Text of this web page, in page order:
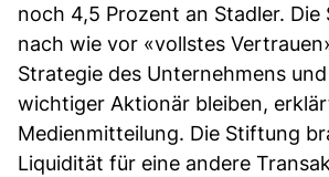
noch 4,5 Prozent an Stadler.
nach wie vor «vollstes
Strategie des Unternehmens
wichtiger Aktionär bleiben,
Medienmitteilung. Die Stiftung
Liquidität für eine andere